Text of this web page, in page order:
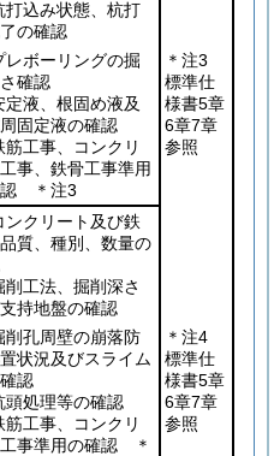
込み状態、杭打
の確認
ボーリングの掘
確認
液、根固め液及
固定液の確認
工事、コンクリ
事、鉄骨工事準用
認 ＊注3
＊注3
標準仕
様書5章
6章7章
参照
クリート及び鉄
質、種別、数量の
工法、掘削深さ
持地盤の確認
孔周壁の崩落防
状況及びスライム
認
処理等の確認
工事、コンクリ
事準用の確認 ＊
＊注4
標準仕
様書5章
6章7章
参照